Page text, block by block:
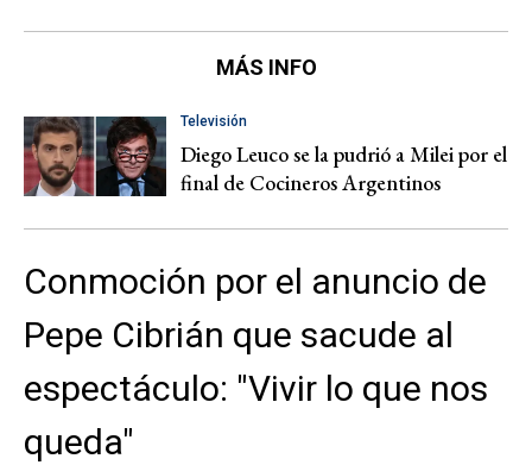
MÁS INFO
Televisión
Diego Leuco se la pudrió a Milei por el
final de Cocineros Argentinos
Conmoción por el anuncio de
Pepe Cibrián que sacude al
espectáculo: "Vivir lo que nos
queda"